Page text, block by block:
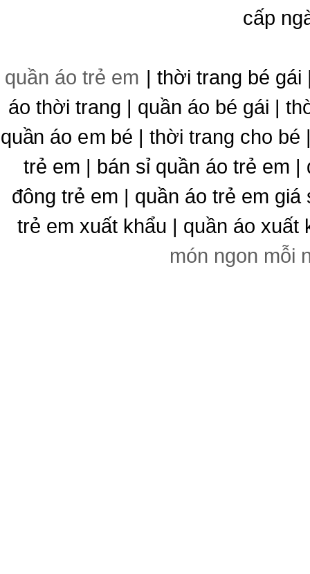
cấp
quần áo trẻ em | thời trang bé gái
áo thời trang | quần áo bé gái |
quần áo em bé | thời trang cho
trẻ em | bán sỉ quần áo trẻ em
đông trẻ em | quần áo trẻ em
trẻ em xuất khẩu | quần áo xuất
món ngon mỗi